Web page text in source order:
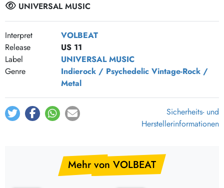
UNIVERSAL MUSIC
Interpret
VOLBEAT
Release
US 11
Label
UNIVERSAL MUSIC
Genre
Indierock / Psychedelic Vintage-Rock /
Metal
Sicherheits- und
Herstellerinformationen
Mehr von VOLBEAT